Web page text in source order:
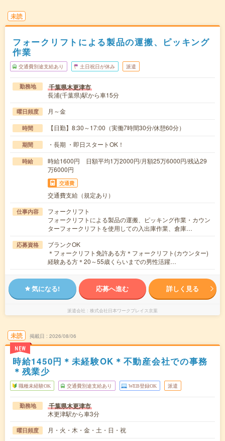
未読
フォークリフトによる製品の運搬、ピッキング
作業
交通費別途支給あり 土日祝日が休み 派遣
勤務地 千葉県木更津市
長浦(千葉県)駅から車15分
曜日頻度 月～金
時間 【日勤】8:30～17:00（実働7時間30分/休憩60分）
期間 ・長期 ・即日スタートOK！
時給
時給1600円 日額平均1万2000円/月額25万6000円/残込29
万6000円
交通費
交通費支給（規定あり）
仕事内容
フォークリフト
フォークリフトによる製品の運搬、ピッキング作業・カウン
ターフォークリフトを使用しての入出庫作業、倉庫…
応募資格
ブランクOK
＊フォークリフト免許ある方＊フォークリフト(カウンター)
経験ある方＊20～55歳くらいまでの男性活躍…
気になる! 応募へ進む 詳しく見る
派遣会社 株式会社日本ワークプレイス京葉
未読
NEW
掲載日 2026/08/06
時給1450円＊未経験OK＊不動産会社での事務
＊残業少
職種未経験OK 交通費別途支給あり WEB登録OK 派遣
勤務地 千葉県木更津市
木更津駅から車3分
曜日頻度 月・火・木・金・土・日・祝